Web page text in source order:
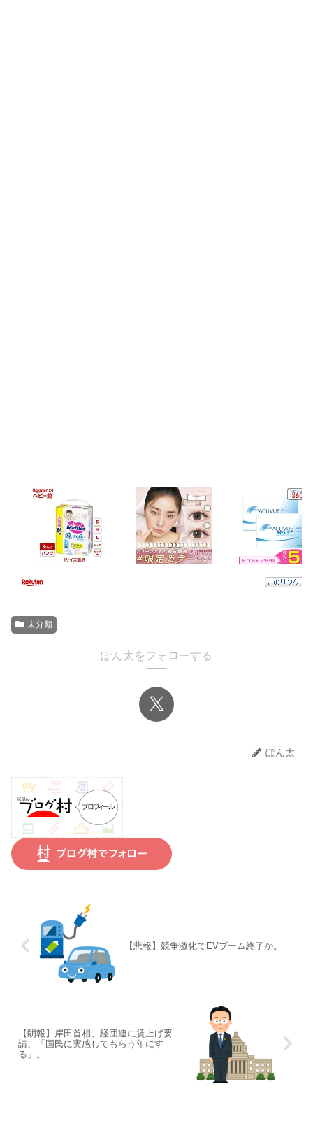
未分類
ぽん太をフォローする
ぽん太
【悲報】競争激化でEVブーム終了か。
【朗報】岸田首相、経団連に賃上げ要
請、「国民に実感してもらう年にす
る」。